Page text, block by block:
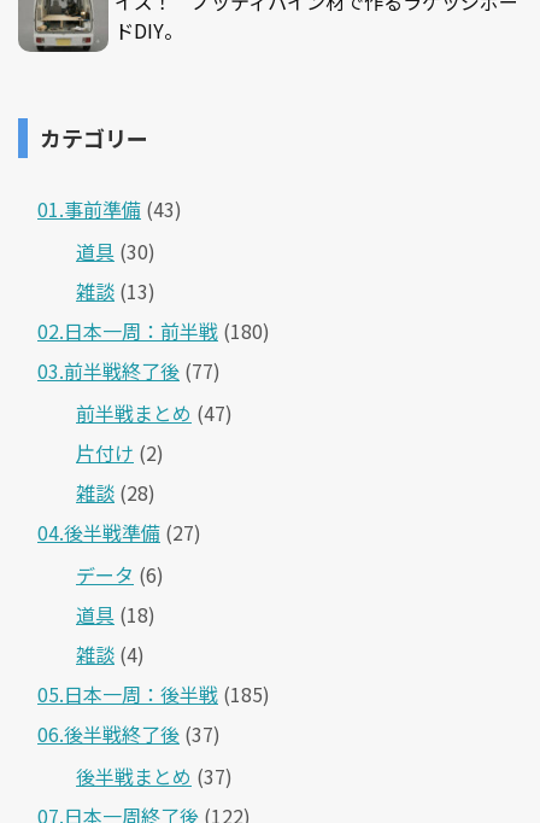
ドDIY。
カテゴリー
01.事前準備 (43)
道具 (30)
雑談 (13)
02.日本一周：前半戦 (180)
03.前半戦終了後 (77)
前半戦まとめ (47)
片付け (2)
雑談 (28)
04.後半戦準備 (27)
データ (6)
道具 (18)
雑談 (4)
05.日本一周：後半戦 (185)
06.後半戦終了後 (37)
後半戦まとめ (37)
07.日本一周終了後 (122)